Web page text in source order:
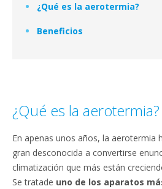
¿Qué es la aerotermia?
Beneficios
¿Qué es la aerotermia?
En apenas unos años, la aerotermia
gran desconocida a convertirse
climatización que más están
Se tratade uno de los aparatos